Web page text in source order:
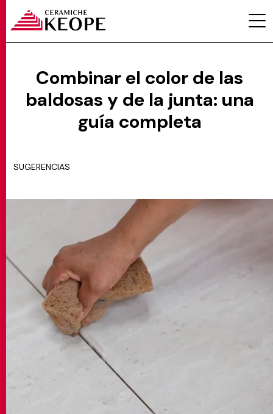
CONTACTOS
MATCH APP
BUSCAR
ÁREA RESERVADA
Combinar el color de las
baldosas y de la junta: una
guía completa
SUGERENCIAS